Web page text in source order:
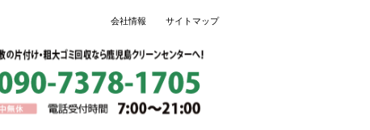
会社情報 サイトマップ